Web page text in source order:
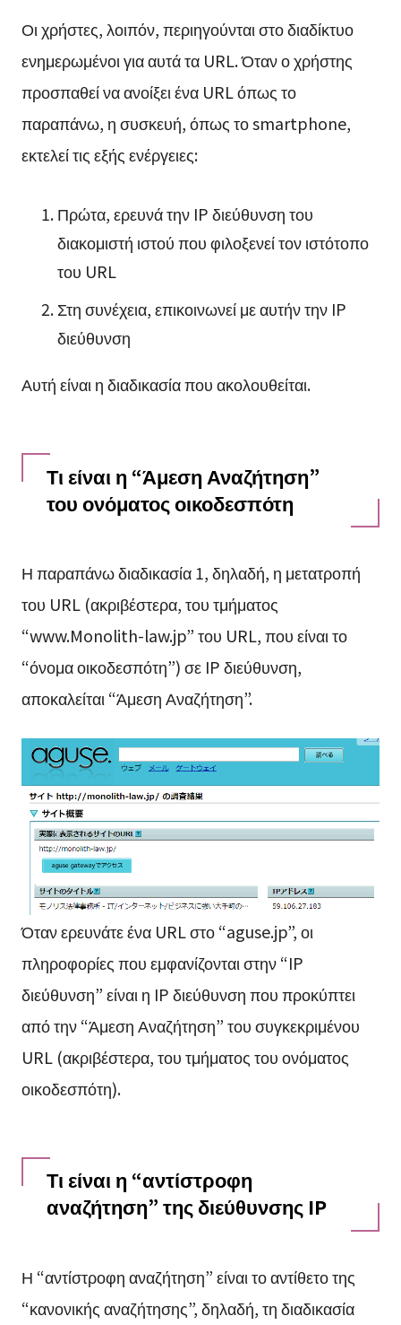
Οι χρήστες, λοιπόν, περιηγούνται στο διαδίκτυο
ενημερωμένοι για αυτά τα URL. Όταν ο χρήστης
προσπαθεί να ανοίξει ένα URL όπως το
παραπάνω, η συσκευή, όπως το smartphone,
εκτελεί τις εξής ενέργειες:
Πρώτα, ερευνά την IP διεύθυνση του
διακομιστή ιστού που φιλοξενεί τον ιστότοπο
του URL
Στη συνέχεια, επικοινωνεί με αυτήν την IP
διεύθυνση
Αυτή είναι η διαδικασία που ακολουθείται.
Τι είναι η “Άμεση Αναζήτηση”
του ονόματος οικοδεσπότη
Η παραπάνω διαδικασία 1, δηλαδή, η μετατροπή
του URL (ακριβέστερα, του τμήματος
“www.Monolith-law.jp” του URL, που είναι το
“όνομα οικοδεσπότη”) σε IP διεύθυνση,
αποκαλείται “Άμεση Αναζήτηση”.
Όταν ερευνάτε ένα URL στο “aguse.jp”, οι
πληροφορίες που εμφανίζονται στην “IP
διεύθυνση” είναι η IP διεύθυνση που προκύπτει
από την “Άμεση Αναζήτηση” του συγκεκριμένου
URL (ακριβέστερα, του τμήματος του ονόματος
οικοδεσπότη).
Τι είναι η “αντίστροφη
αναζήτηση” της διεύθυνσης IP
Η “αντίστροφη αναζήτηση” είναι το αντίθετο της
“κανονικής αναζήτησης”, δηλαδή, τη διαδικασία